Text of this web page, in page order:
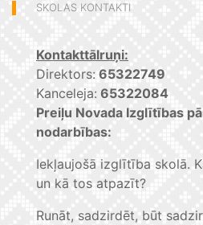
SKOLAS KONTAKTI
Kontakttālruņi:
Direktors: 65322749
Kanceleja: 65322084
Preiļu Novada Izglītības
nodarbības:
Iekļaujošā izglītība skolā.
un kā tos atpazīt?
Runāt, sadzirdēt, būt